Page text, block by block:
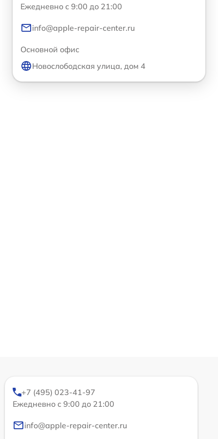
Ежедневно с 9:00 до 21:00
info@apple-repair-center.ru
Основной офис
Новослободская улица, дом 4
+7 (495) 023-41-97
Ежедневно с 9:00 до 21:00
info@apple-repair-center.ru